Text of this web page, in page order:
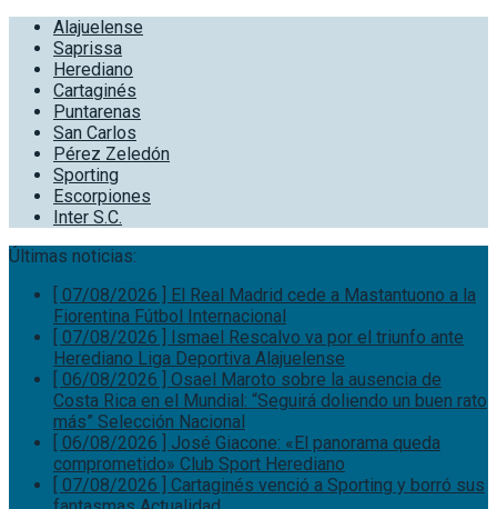
Alajuelense
Saprissa
Herediano
Cartaginés
Puntarenas
San Carlos
Pérez Zeledón
Sporting
Escorpiones
Inter S.C.
Últimas noticias:
[ 07/08/2026 ] El Real Madrid cede a Mastantuono a la
Fiorentina Fútbol Internacional
[ 07/08/2026 ] Ismael Rescalvo va por el triunfo ante
Herediano Liga Deportiva Alajuelense
[ 06/08/2026 ] Osael Maroto sobre la ausencia de
Costa Rica en el Mundial: “Seguirá doliendo un buen rato
más” Selección Nacional
[ 06/08/2026 ] José Giacone: «El panorama queda
comprometido» Club Sport Herediano
[ 07/08/2026 ] Cartaginés venció a Sporting y borró sus